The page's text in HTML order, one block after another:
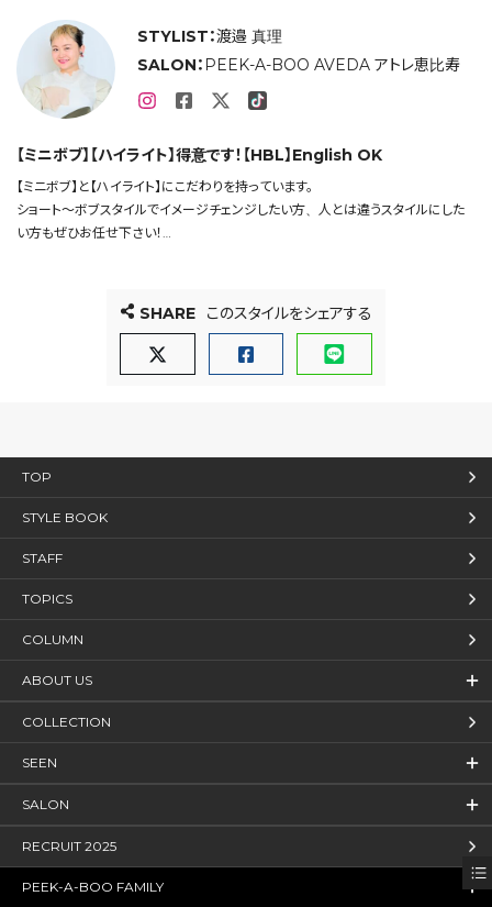
STYLIST：渡邉 真理
SALON： PEEK-A-BOO AVEDA アトレ恵比寿
【ミニボブ】【ハイライト】得意です！【HBL】English OK
【ミニボブ】と【ハイライト】にこだわりを持っています。
ショート〜ボブスタイルでイメージチェンジしたい方、人とは違うスタイルにした
い方もぜひお任せ下さい！
白髪ぼかしもお任せください！
SHARE このスタイルをシェアする
TOP
STYLE BOOK
STAFF
TOPICS
COLUMN
ABOUT US
COLLECTION
SEEN
SALON
RECRUIT 2025
PEEK-A-BOO FAMILY